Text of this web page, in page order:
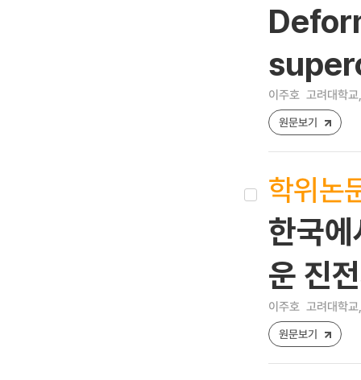
이주호 고려대학
원문보기
학위논
한국
운 진
이주호 고려대학
원문보기